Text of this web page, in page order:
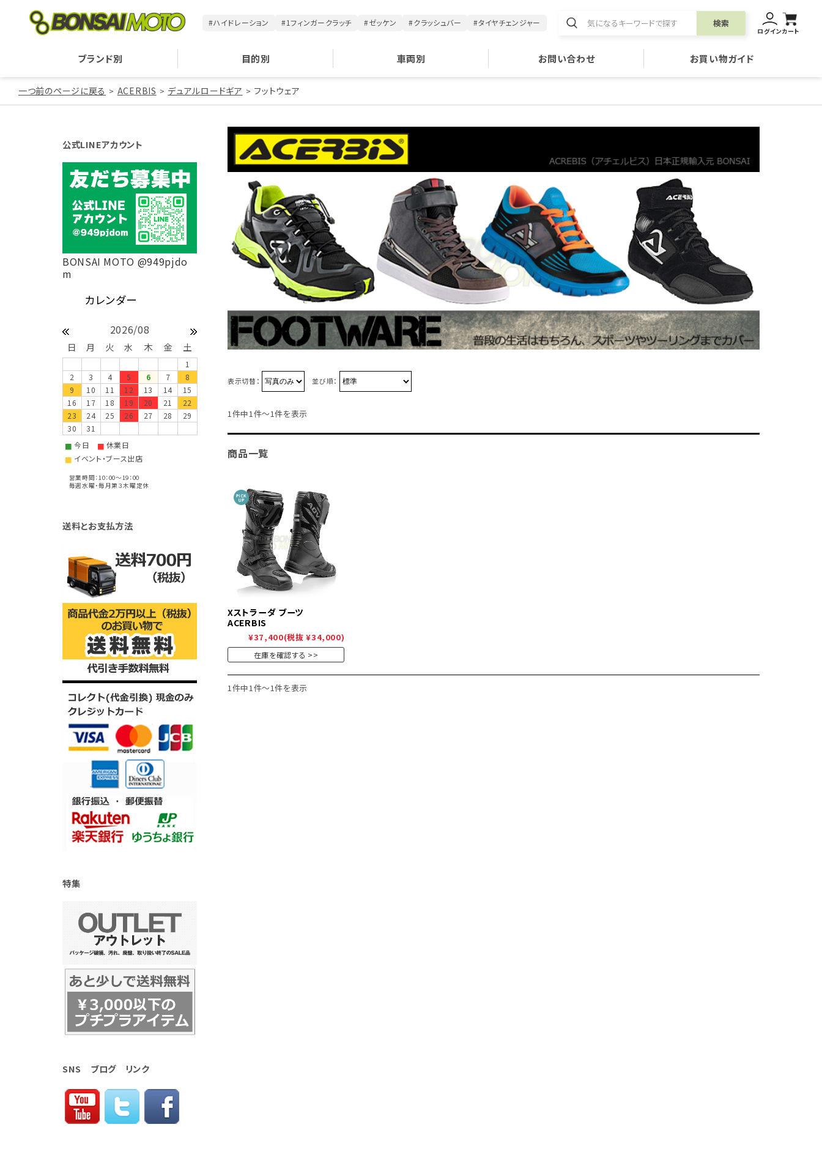
#ハイドレーション #1フィンガークラッチ #ゼッケン #クラッシュバー #タイヤチェンジャー 検索
ログインカート
ブランド別 目的別 車両別 お問い合わせ お買い物ガイド
一つ前のページに戻る ACERBIS デュアルロードギア フットウェア
表示切替： 並び順：
1件中1件～1件を表示
商品一覧
Xストラーダ ブーツ
ACERBIS
¥37,400(税抜 ¥34,000)
在庫を確認する
1件中1件～1件を表示
公式LINEアカウント
BONSAI MOTO @949pjdo
m
2026/08
日 月 火 水 木 金 土
1
2
3 4 5 6 7
8
9
10 11 12 13 14
15
16
17 18 19 20 21
22
23
24 25 26 27 28
29
30
31
■ 今日 ■ 休業日
■ イベント・ブース出店
営業時間：10：00～19：00
毎週水曜・毎月第３木曜定休
送料とお支払方法
特集
SNS ブログ リンク